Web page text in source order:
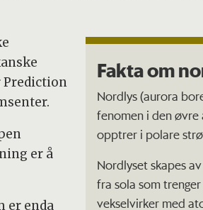
Fakta om
Nordlys (aurora
fenomen i den
opptrer i polare
Nordlyset skapes
fra sola som
vekselvirker med
Prediction
er å
er enda